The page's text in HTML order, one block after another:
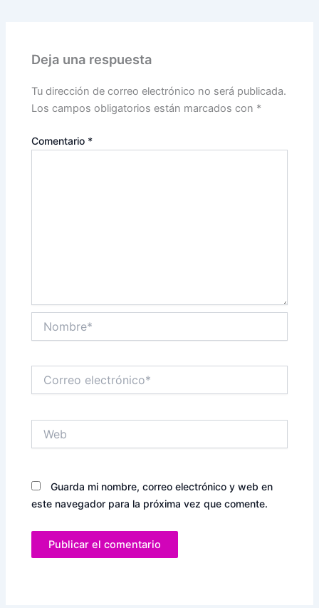
Deja una respuesta
Tu dirección de correo electrónico no será publicada.
Los campos obligatorios están marcados con *
Comentario *
electrónico*
Guarda mi nombre, correo electrónico y web en
este navegador para la próxima vez que comente.